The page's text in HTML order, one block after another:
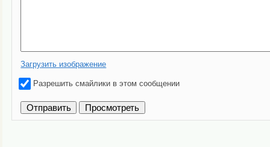
Загрузить изображение
Разрешить смайлики в этом сообщении